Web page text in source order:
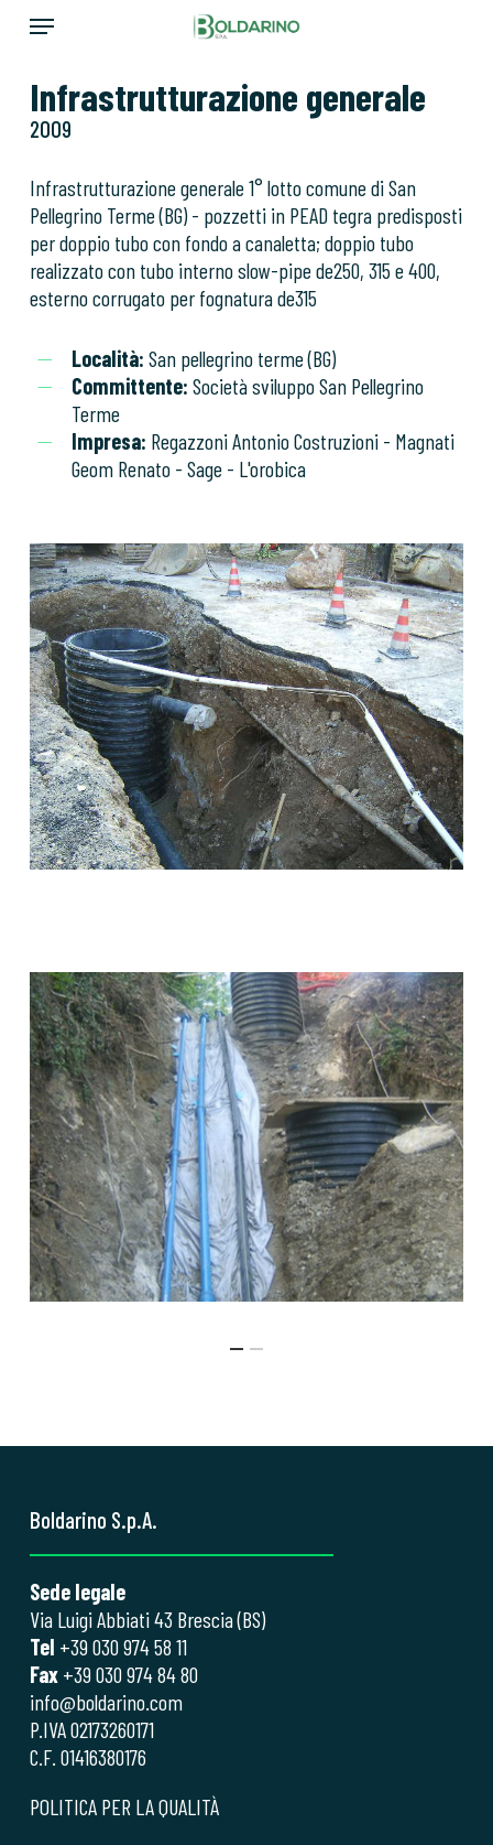
Skip
content
Menu
Infrastrutturazione generale
2009
Infrastrutturazione generale 1° lotto comune di San
Pellegrino Terme (BG) - pozzetti in PEAD tegra predisposti
per doppio tubo con fondo a canaletta; doppio tubo
realizzato con tubo interno slow-pipe de250, 315 e 400,
esterno corrugato per fognatura de315
Località: San pellegrino terme (BG)
Committente: Società sviluppo San Pellegrino
Terme
Impresa: Regazzoni Antonio Costruzioni - Magnati
Geom Renato - Sage - L'orobica
Boldarino S.p.A.
Sede legale
Via Luigi Abbiati 43 Brescia (BS)
Tel +39 030 974 58 11
Fax+39 030 974 84 80
info@boldarino.com
P.IVA 02173260171
C.F. 01416380176
POLITICA PER LA QUALITÀ